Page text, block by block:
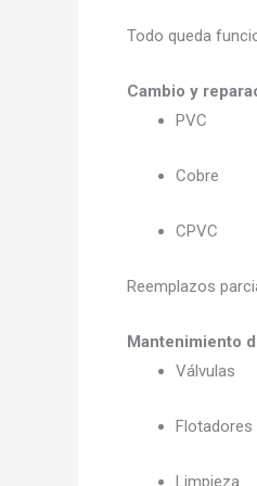
Todo queda
Cambio y
PVC
Cobre
CPVC
Reemplazos
Mantenimiento
Válvulas
Flotadores
Limpieza